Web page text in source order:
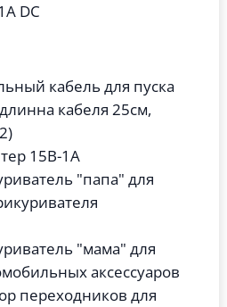
DC
кабель для пуска
кабеля 25см,
15В-1A
"папа" для
"мама" для
аксессуаров
переходников для